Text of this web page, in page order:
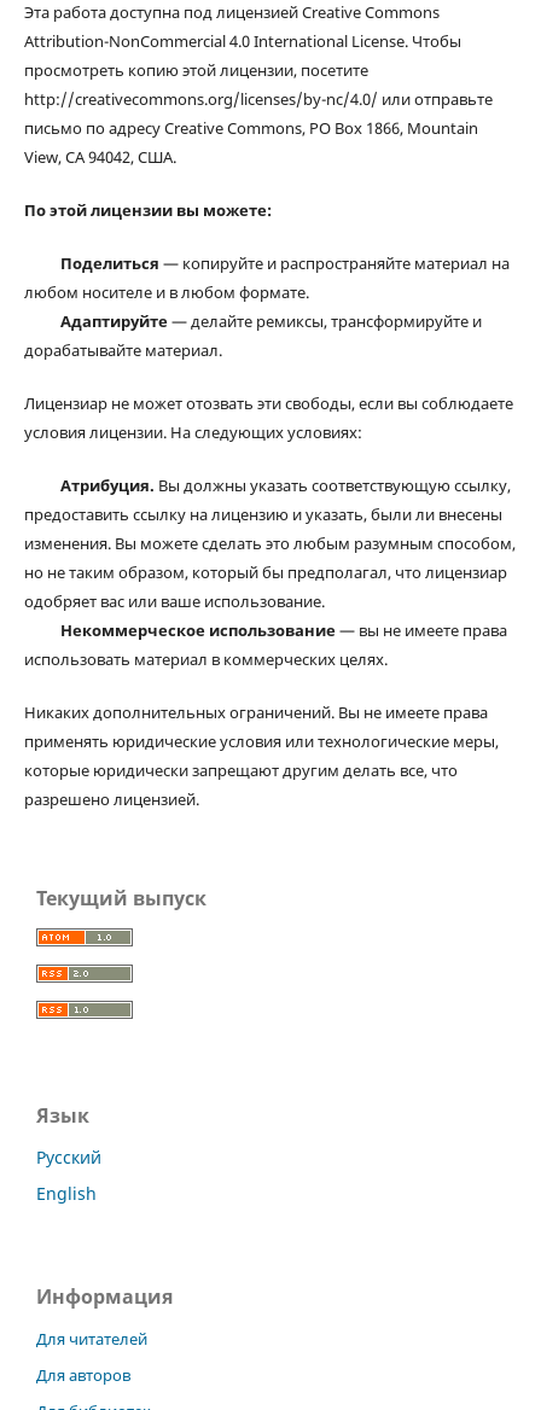
Эта работа доступна под лицензией Creative Commons
Attribution-NonCommercial 4.0 International License. Чтобы
просмотреть копию этой лицензии, посетите
http://creativecommons.org/licenses/by-nc/4.0/ или отправьте
письмо по адресу Creative Commons, PO Box 1866, Mountain
View, CA 94042, США.
По этой лицензии вы можете:
Поделиться — копируйте и распространяйте материал на
любом носителе и в любом формате.
Адаптируйте— делайте ремиксы, трансформируйте и
дорабатывайте материал.
Лицензиар не может отозвать эти свободы, если вы соблюдаете
условия лицензии. На следующих условиях:
Атрибуция. Вы должны указать соответствующую ссылку,
предоставить ссылку на лицензию и указать, были ли внесены
изменения. Вы можете сделать это любым разумным способом,
но не таким образом, который бы предполагал, что лицензиар
одобряет вас или ваше использование.
Некоммерческое использование— вы не имеете права
использовать материал в коммерческих целях.
Никаких дополнительных ограничений. Вы не имеете права
применять юридические условия или технологические меры,
которые юридически запрещают другим делать все, что
разрешено лицензией.
Текущий выпуск
Язык
Русский
English
Информация
Для читателей
Для авторов